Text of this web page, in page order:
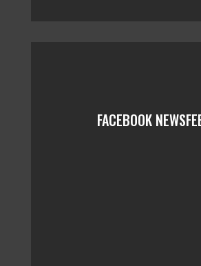
FACEBOOK